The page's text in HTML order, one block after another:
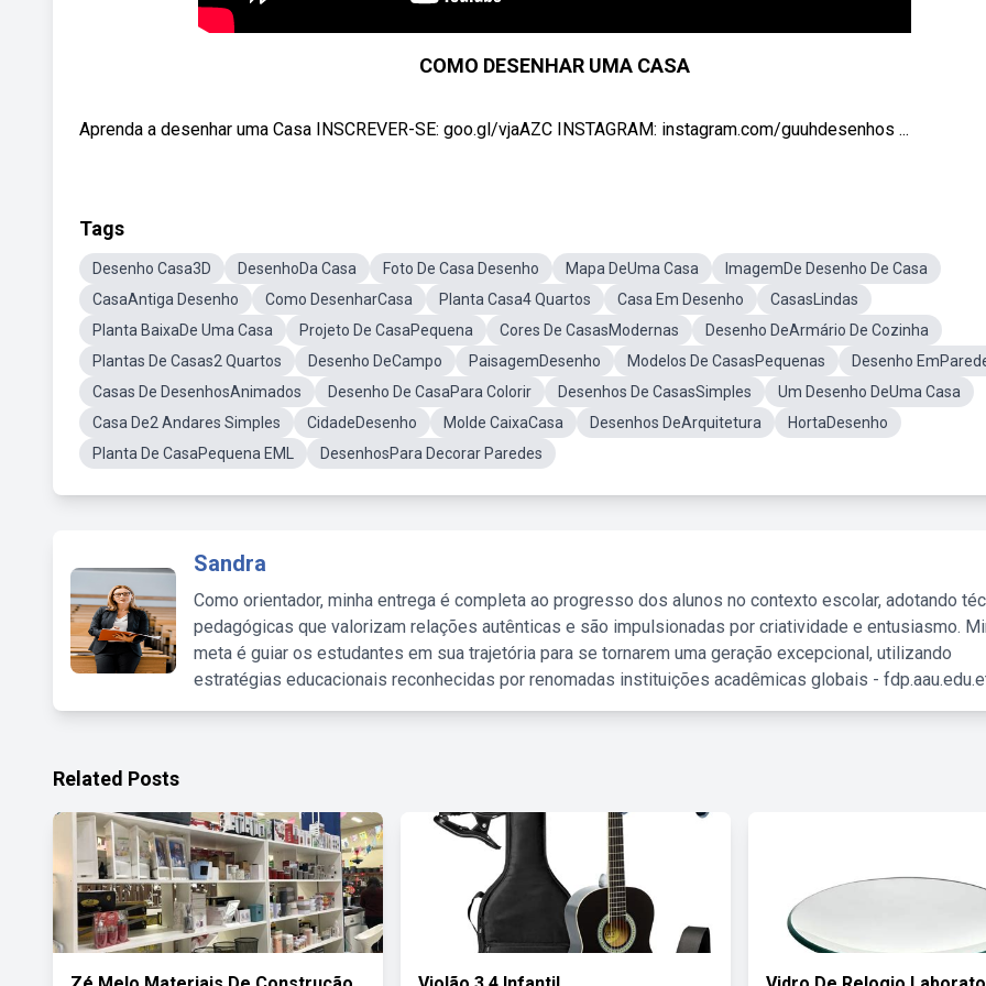
COMO DESENHAR UMA CASA
Aprenda a desenhar uma Casa INSCREVER-SE: goo.gl/vjaAZC INSTAGRAM: instagram.com/guuhdesenhos ...
Tags
Desenho Casa3D DesenhoDa Casa Foto De Casa Desenho Mapa DeUma Casa
ImagemDe Desenho De Casa
CasaAntiga Desenho
Como DesenharCasa Planta Casa4 Quartos Casa Em Desenho
CasasLindas
Planta BaixaDe Uma Casa
Projeto De CasaPequena Cores De CasasModernas
Desenho DeArmário De Cozinha
Plantas De Casas2 Quartos
Desenho DeCampo PaisagemDesenho Modelos De CasasPequenas
Desenho
Casas De DesenhosAnimados
Desenho De CasaPara Colorir Desenhos De CasasSimples
Um Desenho DeUma Casa
Casa De2 Andares Simples
CidadeDesenho Molde CaixaCasa Desenhos DeArquitetura
HortaDesenho
Planta De CasaPequena EML
DesenhosPara Decorar Paredes
Sandra
Como orientador, minha entrega é completa ao progresso dos alunos no contexto escolar, adotando
pedagógicas que valorizam relações autênticas e são impulsionadas por criatividade e entusiasmo.
meta é guiar os estudantes em sua trajetória para se tornarem uma geração excepcional, utilizando
estratégias educacionais reconhecidas por renomadas instituições acadêmicas globais -
Related Posts